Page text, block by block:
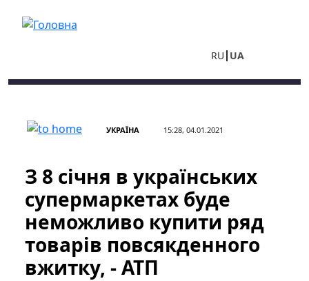
RU UA
УКРАЇНА 15:28, 04.01.2021
З 8 січня в українських
супермаркетах буде
неможливо купити ряд
товарів повсякденного
вжитку, - АТП